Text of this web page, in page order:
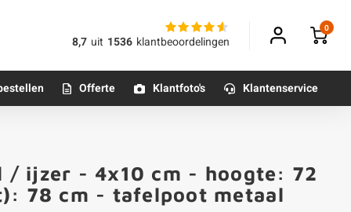
8,7 uit 1536 klantbeoordelingen
0
Betonmortels
Offerte Klantfoto's Klantenservice
ijzer - 4x10 cm - hoogte: 72
78 cm - tafelpoot metaal